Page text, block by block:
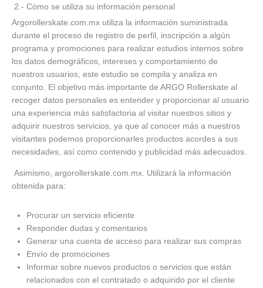
2.- Cómo se utiliza su información personal
Argorollerskate.com.mx utiliza la información suministrada
durante el proceso de registro de perfil, inscripción a algún
programa y promociones para realizar estudios internos sobre
los datos demográficos, intereses y comportamiento de
nuestros usuarios, este estudio se compila y analiza en
conjunto. El objetivo más importante de ARGO Rollerskate al
recoger datos personales es entender y proporcionar al usuario
una experiencia más satisfactoria al visitar nuestros sitios y
adquirir nuestros servicios, ya que al conocer más a nuestros
visitantes podemos proporcionarles productos acordes a sus
necesidades, así como contenido y publicidad más adecuados.
Asimismo, argorollerskate.com.mx. Utilizará la información
obtenida para:
Procurar un servicio eficiente
Responder dudas y comentarios
Generar una cuenta de acceso para realizar sus compras
Envío de promociones
Informar sobre nuevos productos o servicios que están
relacionados con el contratado o adquirido por el cliente